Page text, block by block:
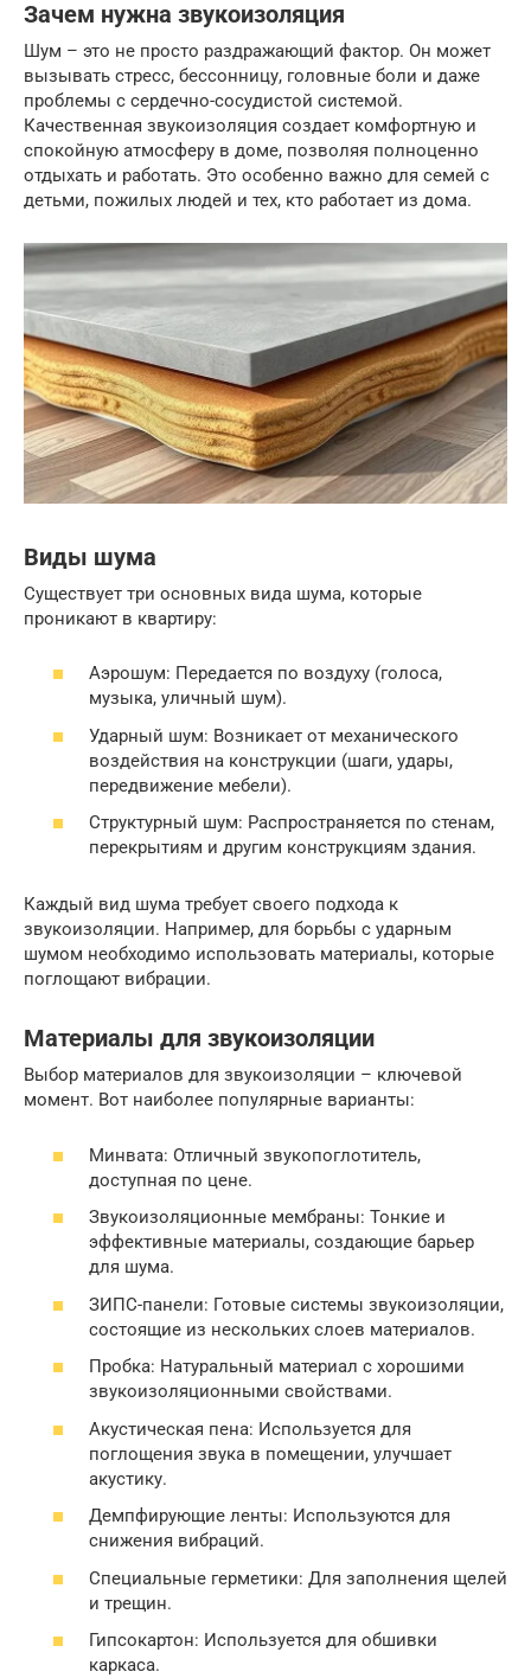
Зачем нужна звукоизоляция
Шум – это не просто раздражающий фактор. Он может
вызывать стресс, бессонницу, головные боли и даже
проблемы с сердечно-сосудистой системой.
Качественная звукоизоляция создает комфортную и
спокойную атмосферу в доме, позволяя полноценно
отдыхать и работать. Это особенно важно для семей с
детьми, пожилых людей и тех, кто работает из дома.
Виды шума
Существует три основных вида шума, которые
проникают в квартиру:
Аэрошум: Передается по воздуху (голоса,
музыка, уличный шум).
Ударный шум: Возникает от механического
воздействия на конструкции (шаги, удары,
передвижение мебели).
Структурный шум: Распространяется по стенам,
перекрытиям и другим конструкциям здания.
Каждый вид шума требует своего подхода к
звукоизоляции. Например, для борьбы с ударным
шумом необходимо использовать материалы, которые
поглощают вибрации.
Материалы для звукоизоляции
Выбор материалов для звукоизоляции – ключевой
момент. Вот наиболее популярные варианты:
Минвата: Отличный звукопоглотитель,
доступная по цене.
Звукоизоляционные мембраны: Тонкие и
эффективные материалы, создающие барьер
для шума.
ЗИПС-панели: Готовые системы звукоизоляции,
состоящие из нескольких слоев материалов.
Пробка: Натуральный материал с хорошими
звукоизоляционными свойствами.
Акустическая пена: Используется для
поглощения звука в помещении, улучшает
акустику.
Демпфирующие ленты: Используются для
снижения вибраций.
Специальные герметики: Для заполнения щелей
и трещин.
Гипсокартон: Используется для обшивки
каркаса.